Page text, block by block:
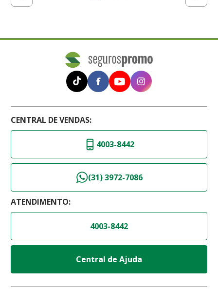
CENTRAL DE VENDAS:
4003-8442
(31) 3972-7086
ATENDIMENTO:
4003-8442
Central de Ajuda